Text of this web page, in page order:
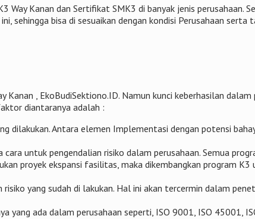
Kanan dan Sertifikat SMK3 di banyak jenis perusahaan.
sehingga bisa di sesuaikan dengan kondisi Perusahaan
, EkoBudiSektiono.ID. Namun kunci keberhasilan
diantaranya adalah :
dilakukan. Antara elemen Implementasi dengan potensi
untuk pengendalian risiko dalam perusahaan. Semua
proyek ekspansi fasilitas, maka dikembangkan program
yang sudah di lakukan. Hal ini akan tercermin dalam
ada dalam perusahaan seperti, ISO 9001, ISO 45001,